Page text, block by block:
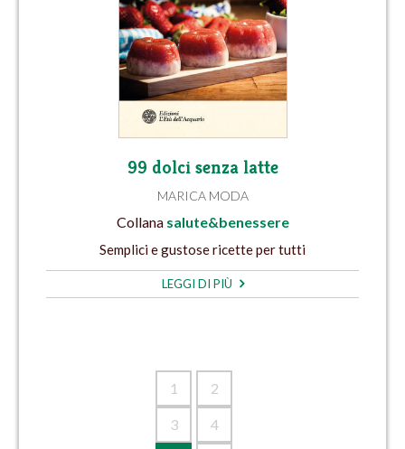
99 dolci senza latte
MARICA MODA
Collana salute&benessere
Semplici e gustose ricette per tutti
LEGGI DI PIÙ
1 2
3 4